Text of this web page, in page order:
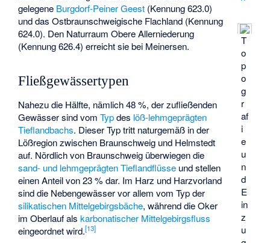
T
o
p
o
g
r
af
i
e
u
n
d
E
in
z
u
gelegene Burgdorf-Peiner Geest (Kennung 623.0)
und dasOstbraunschweigische Flachland (Kennung
624.0). Den NaturraumObere Allerniederung
(Kennung 626.4) erreicht sie bei Meinersen.
Fließgewässertypen
Nahezu die Hälfte, nämlich 48 %, der zufließenden
Gewässer sind vomTypdes löß-lehmgeprägten
Tieflandbachs. Dieser Typ tritt naturgemäß in der
Lößregion zwischen Braunschweig und Helmstedt
auf. Nördlich von Braunschweig überwiegen die
sand- und lehmgeprägten Tieflandflüsse und stellen
einen Anteil von 23 % dar. Im Harz und Harzvorland
sind die Nebengewässer vor allem vom Typ der
silikatischen Mittelgebirgsbäche, während die Oker
im Oberlauf alskarbonatischer Mittelgebirgsfluss
eingeordnet wird.[13]